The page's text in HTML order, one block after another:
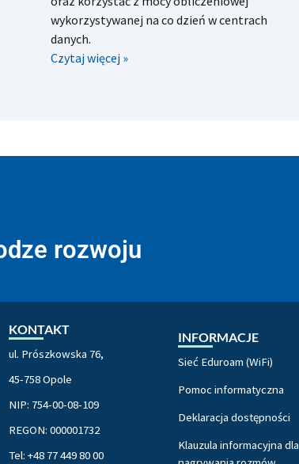
wykorzystywanej na co dzień w centrach
danych.
Czytaj więcej »
rozwoju
KONTAKT
ul. Prószkowska 76,
45-758 Opole
NIP: 754-00-08-109
REGON: 000001732
Tel: +48 77 449 80 00
INFORMACJE
Sieć Eduroam (WiFi)
Pomoc informatyczna
Deklaracja dostępności
Klauzula informacyjna dla